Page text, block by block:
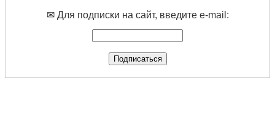
✉ Для подписки на сайт, введите e-mail: